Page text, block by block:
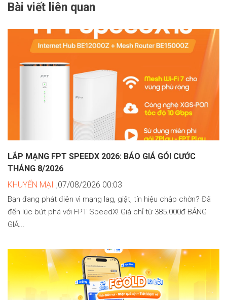
Bài viết liên quan
LẮP MẠNG FPT SPEEDX 2026: BÁO GIÁ GÓI CƯỚC
THÁNG 8/2026
KHUYẾN MẠI ,07/08/2026 00:03
Bạn đang phát điên vì mạng lag, giật, tín hiệu chập chờn? Đã
đến lúc bứt phá với FPT SpeedX! Giá chỉ từ 385.000đ BẢNG
GIÁ...